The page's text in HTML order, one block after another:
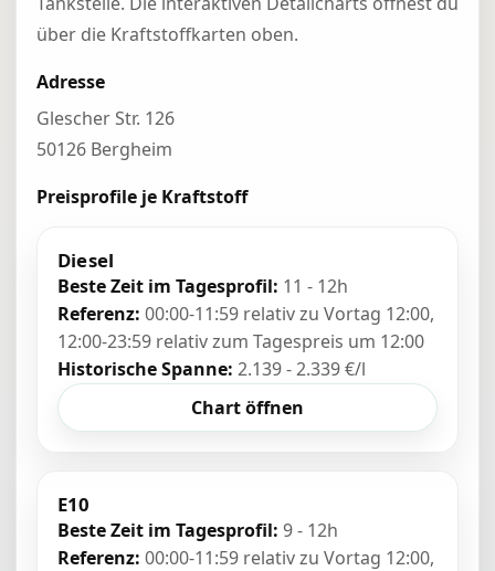
über die Kraftstoffkarten oben.
Adresse
Glescher Str. 126
50126 Bergheim
Preisprofile je Kraftstoff
Diesel
Beste Zeit im Tagesprofil: 11 - 12h
Referenz: 00:00-11:59 relativ zu Vortag 12:00,
12:00-23:59 relativ zum Tagespreis um 12:00
Historische Spanne: 2.139 - 2.339 €/l
Chart öffnen
E10
Beste Zeit im Tagesprofil: 9 - 12h
Referenz: 00:00-11:59 relativ zu Vortag 12:00,